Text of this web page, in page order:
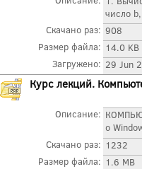
число
Скачано раз: 908
Размер файла: 14.0 KB
Загружено: 29 Jun
Курс лекций.
Описание:
о
Скачано раз: 1232
Размер файла: 1.6 MB